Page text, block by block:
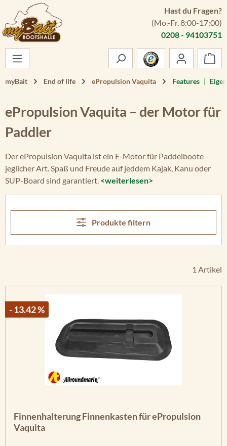
Zum Hauptinhalt springen
Hast du Fragen?
(Mo.-Fr. 8:00-17:00)
0208 - 94103751
myBait End of life ePropulsion Vaquita Features |
ePropulsion Vaquita – der Motor für
Paddler
Der ePropulsion Vaquita ist ein E-Motor für Paddelboote
jeglicher Art. Spaß und Freude auf jeddem Kajak, Kanu oder
SUP-Board sind garantiert. <weiterlesen>
Produkte filtern
1 Artikel
- 13.42 %
Finnenhalterung Finnenkasten für ePropulsion
Vaquita